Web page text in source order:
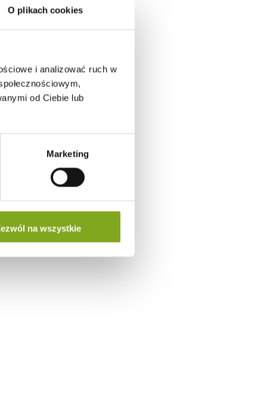
O plikach cookies
i analizować ruch w
od Ciebie lub
Marketing
na wszystkie